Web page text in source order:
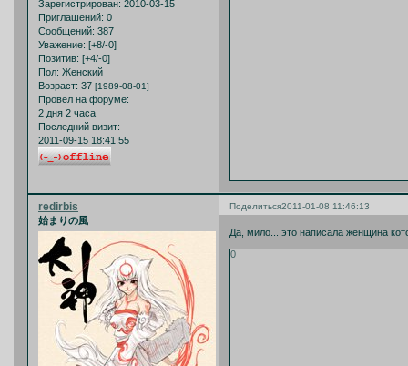
Зарегистрирован: 2010-03-15
Приглашений: 0
Сообщений: 387
Уважение: [+8/-0]
Позитив: [+4/-0]
Пол: Женский
Возраст: 37 [1989-08-01]
Провел на форуме:
2 дня 2 часа
Последний визит:
2011-09-15 18:41:55
Поделиться2011-01-08 11:46:13
redirbis
始まりの風
Да, мило... это написала женщина
0